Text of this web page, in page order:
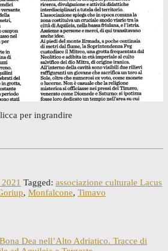
per ingrandire
Tagged: associazione culturale Lacus
, Monfalcone, Timavo
Dea nell’Alto Adriatico. Tracce di